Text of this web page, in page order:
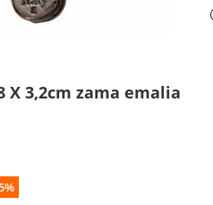
X 3,2cm zama emalia